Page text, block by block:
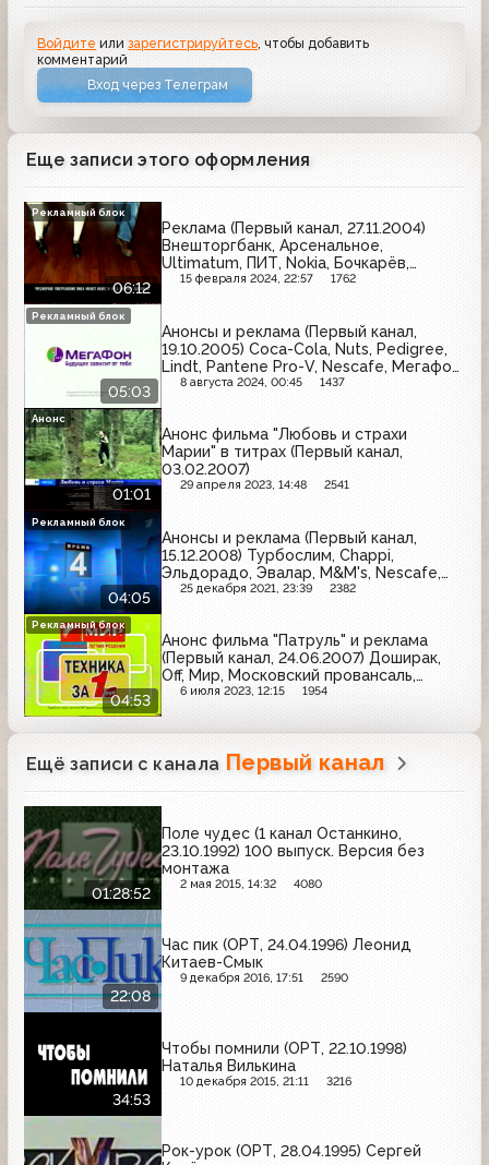
Войдите илизарегистрируйтесь, чтобы добавить
комментарий
Вход через Телеграм
Еще записи этого оформления
06:12
Реклама (Первый канал, 27.11.2004)
Внешторгбанк, Арсенальное,
Ultimatum, ПИТ, Nokia, Бочкарёв,
Londacolor, Rich, Mars, Клинское,
Nestle
15 февраля 2024, 22:57 1762
Рекламный блок
05:03
Анонсы и реклама (Первый канал,
19.10.2005) Coca-Cola, Nuts, Pedigree,
Lindt, Pantene Pro-V, Nescafe, Мегафон,
Snickers, Schauma, Россия - щедрая
8 августа 2024, 00:45 1437
Рекламный блок
01:01
Анонс фильма "Любовь и страхи
Марии" в титрах (Первый канал,
03.02.2007)
29 апреля 2023, 14:48 2541
Анонс
04:05
Анонсы и реклама (Первый канал,
15.12.2008) Турбослим, Chappi,
Эльдорадо, Эвалар, M&M's, Nescafe,
Pepsi, Tele2, Сады Придонья, Россия -
25 декабря 2021, 23:39 2382
Рекламный блок
04:53
Анонс фильма "Патруль" и реклама
(Первый канал, 24.06.2007) Доширак,
Off, Мир, Московский провансаль,
Ростик'с KFC, Caprice, Elseve, Frustyle,
6 июля 2023, 12:15 1954
Рекламный блок
Ещё записи с канала Первый канал
01:28:52
Поле чудес (1 канал Останкино,
23.10.1992) 100 выпуск. Версия без
монтажа
2 мая 2015, 14:32 4080
22:08
Час пик (ОРТ, 24.04.1996) Леонид
Китаев-Смык
9 декабря 2016, 17:51 2590
34:53
Чтобы помнили (ОРТ, 22.10.1998)
Наталья Вилькина
10 декабря 2015, 21:11 3216
Рок-урок (ОРТ, 28.04.1995) Сергей